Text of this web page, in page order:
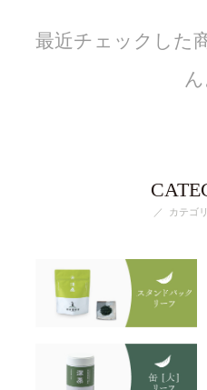
最近チェックした
ん
カテゴ